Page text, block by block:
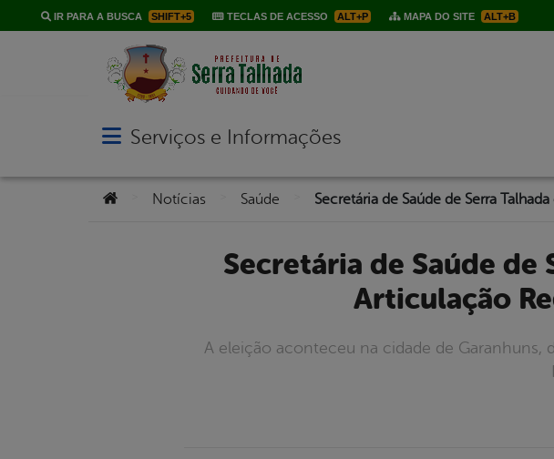
IR PARA A BUSCA SHIFT+5 TECLAS DE ACESSO ALT+P MAPA DO SITE ALT+B
Abrir menu principal de navegação
Serviços e Informações
Você está aqui:
Notícias Saúde
Secretária de Saúde de Serra Talhada é eleita diretora de
Articulação
A eleição aconteceu na cidade de Garanhuns,